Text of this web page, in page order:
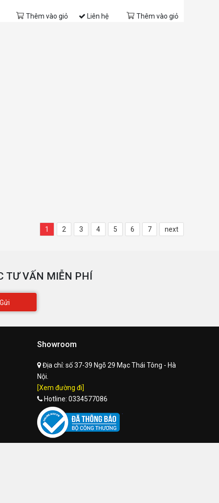
Thêm vào giỏ Liên hệ Thêm vào giỏ
1 2 3 4 5 6 7 next
TƯ VẤN MIỄN PHÍ
Gửi
Showroom
Địa chỉ: số 37-39 Ngõ 29 Mạc Thái Tông - Hà
Nội.
[Xem đường đi]
Hotline: 0334577086